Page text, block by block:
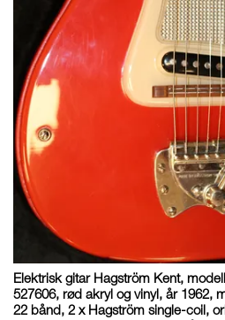
Elektrisk gitar Hagström Kent,
527606, rød akryl og vinyl, år 1962,
22 bånd, 2 x Hagström single-coil,